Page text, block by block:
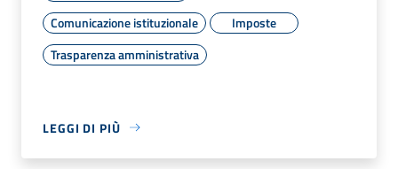
Comunicazione istituzionale
Imposte
Trasparenza amministrativa
LEGGI DI PIÙ